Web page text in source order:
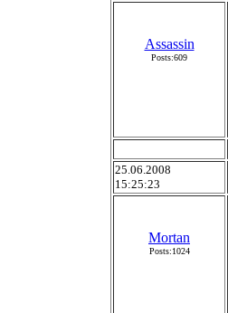
Assassin
Posts:609
25.06.2008
15:25:23
Mortan
Posts:1024